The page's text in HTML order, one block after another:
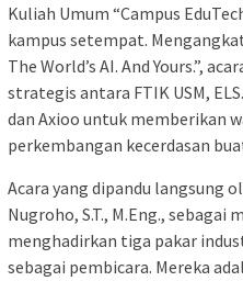
Kuliah Umum “Campus
kampus setempat.
The World’s AI. And Yours.”,
strategis antara FTIK USM,
dan Axioo untuk memberikan
perkembangan kecerdasan
Acara yang dipandu langsung
Nugroho, S.T., M.Eng., sebagai
menghadirkan tiga pakar
sebagai pembicara. Mereka